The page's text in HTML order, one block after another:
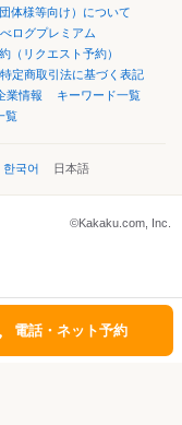
体様等向け）について
ログプレミアム
（リクエスト予約）
特定商取引法に基づく表記
業情報
キーワード一覧
覧
한국어 日本語
©Kakaku.com, Inc.
電話・ネット予約